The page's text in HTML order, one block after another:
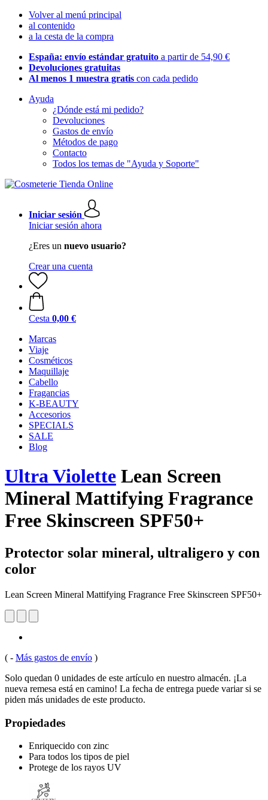
Volver al menú principal
al contenido
a la cesta de la compra
España: envío estándar gratuito a partir de 54,90 €
Devoluciones gratuitas
Al menos 1 muestra gratis con cada pedido
Ayuda
¿Dónde está mi pedido?
Devoluciones
Gastos de envío
Métodos de pago
Contacto
Todos los temas de "Ayuda y Soporte"
Iniciar sesión
Iniciar sesión ahora
¿Eres un nuevo usuario?
Crear una cuenta
Cesta 0,00 €
Marcas
Viaje
Cosméticos
Maquillaje
Cabello
Fragancias
K-BEAUTY
Accesorios
SPECIALS
SALE
Blog
Ultra Violette Lean Screen
Mineral Mattifying Fragrance
Free Skinscreen SPF50+
Protector solar mineral, ultraligero y con
color
Lean Screen Mineral Mattifying Fragrance Free Skinscreen SPF50+
( - Más gastos de envío )
Solo quedan 0 unidades de este artículo en nuestro almacén. ¡La
nueva remesa está en camino! La fecha de entrega puede variar si se
piden más unidades de este producto.
Propiedades
Enriquecido con zinc
Para todos los tipos de piel
Protege de los rayos UV